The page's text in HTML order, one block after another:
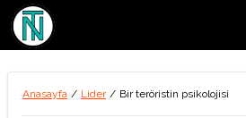
Anasayfa / Lider / Bir teröristin psikolojisi